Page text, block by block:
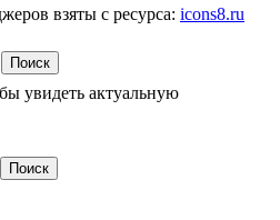
взяты с ресурса: icons8.ru
Поиск
увидеть актуальную
Поиск